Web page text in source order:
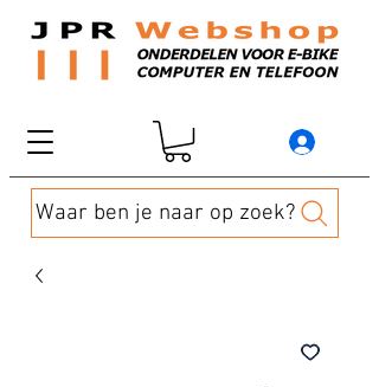
Waar ben je naar op zoek?